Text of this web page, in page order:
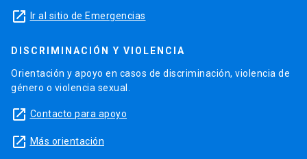
launch Ir al sitio de Emergencias
DISCRIMINACIÓN Y VIOLENCIA
Orientación y apoyo en casos de discriminación, violencia de
género o violencia sexual.
launch Contacto para apoyo
launch Más orientación